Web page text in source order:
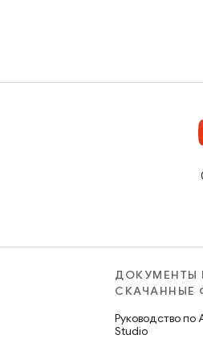
ДОКУМЕНТЫ
СКАЧАННЫЕ
Руководство по
Studio